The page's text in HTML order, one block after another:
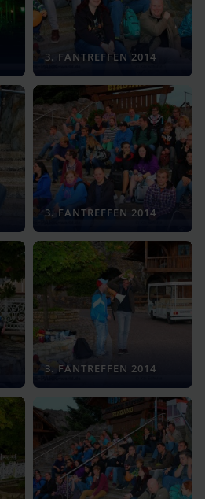
3. FANTREFFEN 2014
3. FANTREFFEN 2014
3. FANTREFFEN 2014